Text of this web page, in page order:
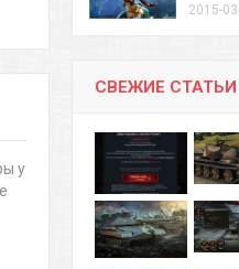
у
2015-
СВЕЖИЕ СТАТЬИ